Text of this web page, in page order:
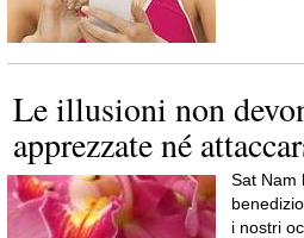
Le illusioni non
apprezzate né
Sat Nam
i nostri